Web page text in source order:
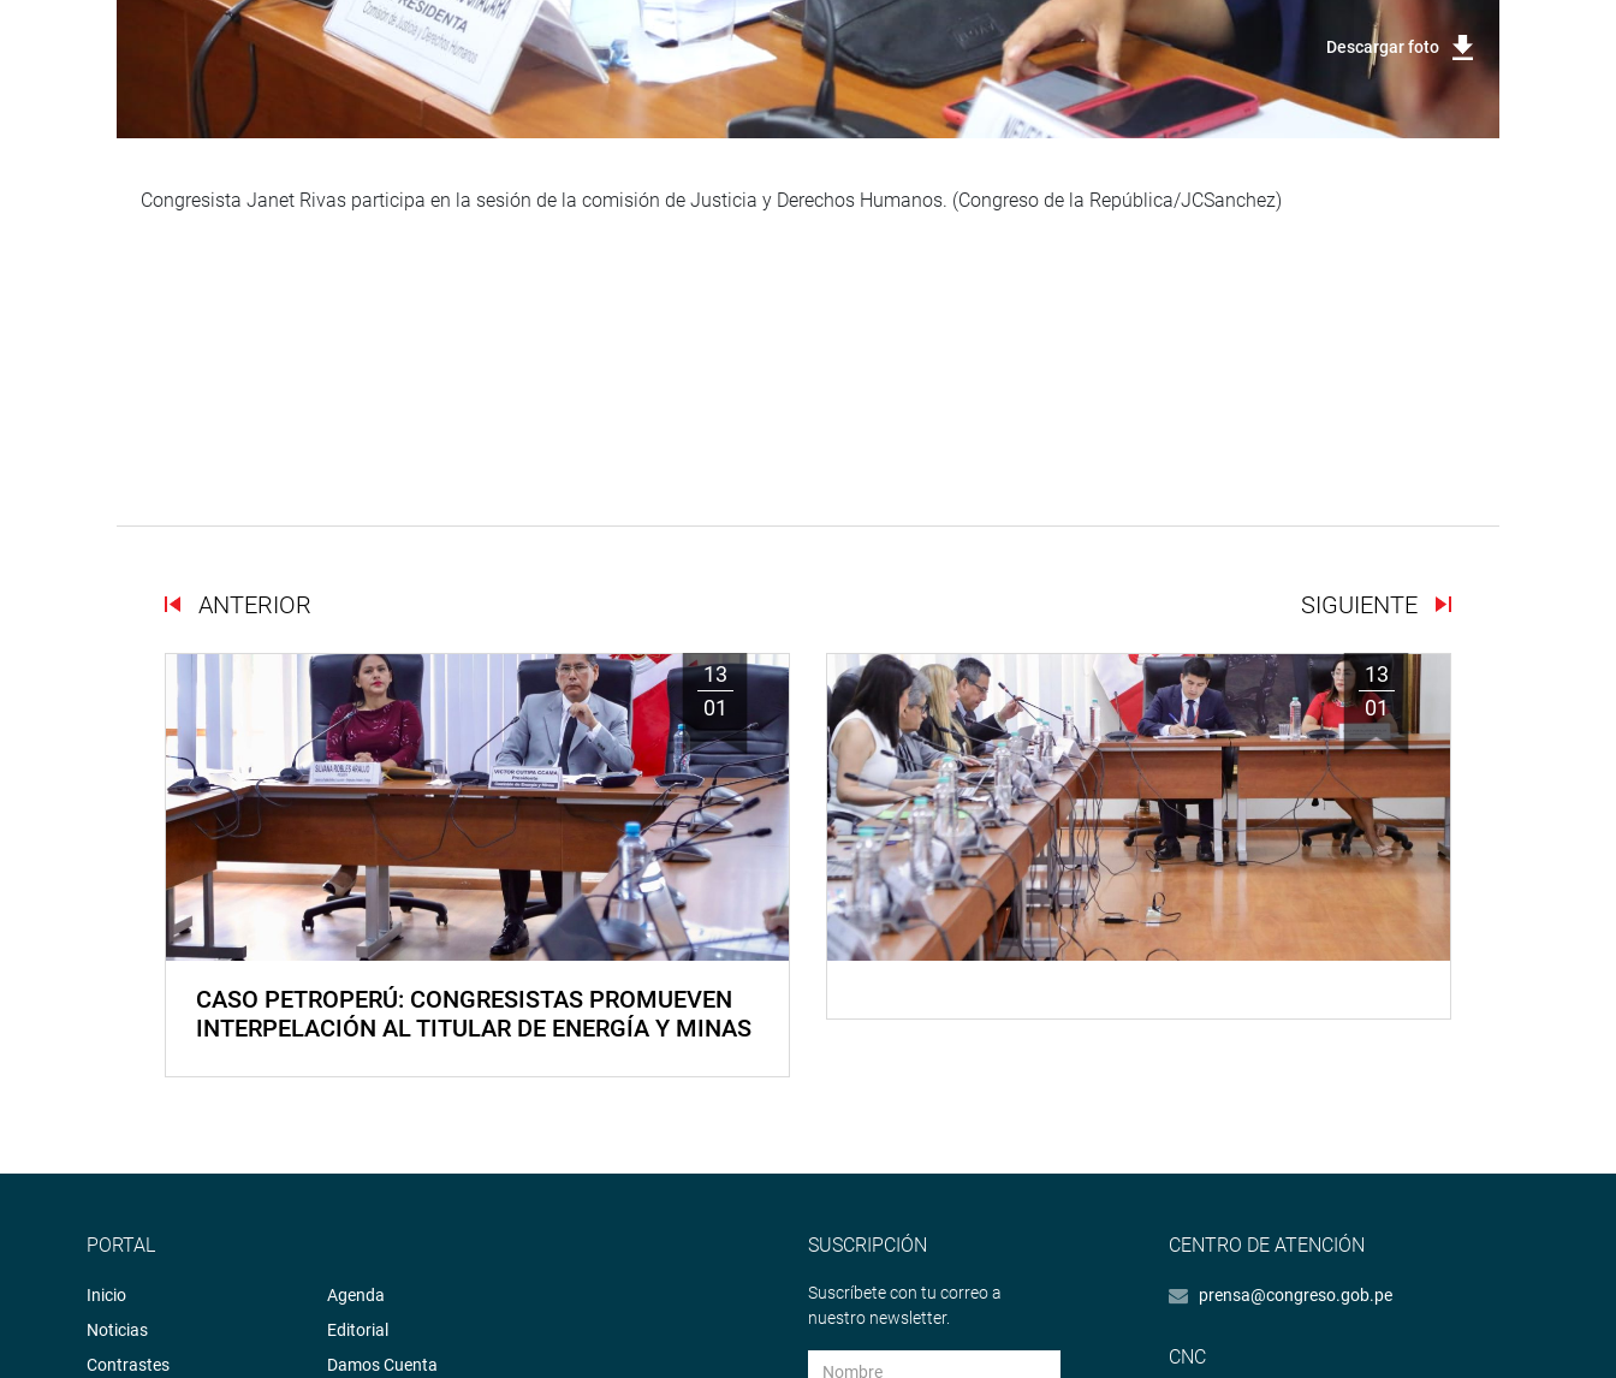
Descargar foto
Congresista Janet Rivas participa en la sesión de la comisión de Justicia y Derechos Humanos. (Congreso de la República/JCSanchez)
ANTERIOR SIGUIENTE
13
01
CASO PETROPERÚ: CONGRESISTAS PROMUEVEN
INTERPELACIÓN AL TITULAR DE ENERGÍA Y MINAS
13
01
PORTAL
Inicio
Noticias
Contrastes
Agenda
Editorial
Damos Cuenta
SUSCRIPCIÓN
Suscríbete con tu correo a
nuestro newsletter.
CENTRO DE ATENCIÓN
prensa@congreso.gob.pe
CNC